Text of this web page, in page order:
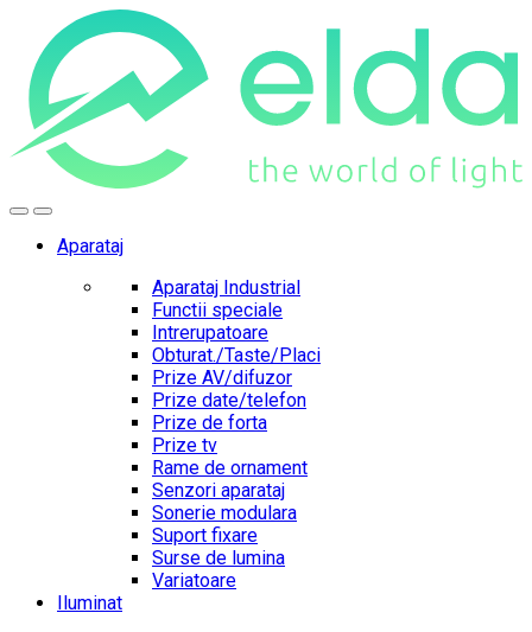
navigation
content
Aparataj
Aparataj Industrial
Functii speciale
Intrerupatoare
Obturat./Taste/Placi
Prize AV/difuzor
Prize date/telefon
Prize de forta
Prize tv
Rame de ornament
Senzori aparataj
Sonerie modulara
Suport fixare
Surse de lumina
Variatoare
Iluminat